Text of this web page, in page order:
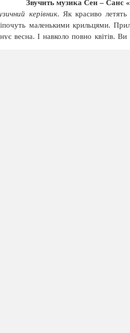
Звучить музика Сен – Санс
керівник. Як красиво
маленькими крильцями.
весна. І навколо повно квітів.